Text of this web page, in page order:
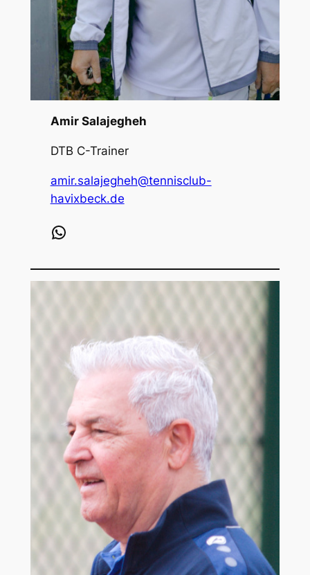
Amir Salajegheh
DTB C-Trainer
amir.salajegheh@tennisclub-
havixbeck.de
WhatsApp